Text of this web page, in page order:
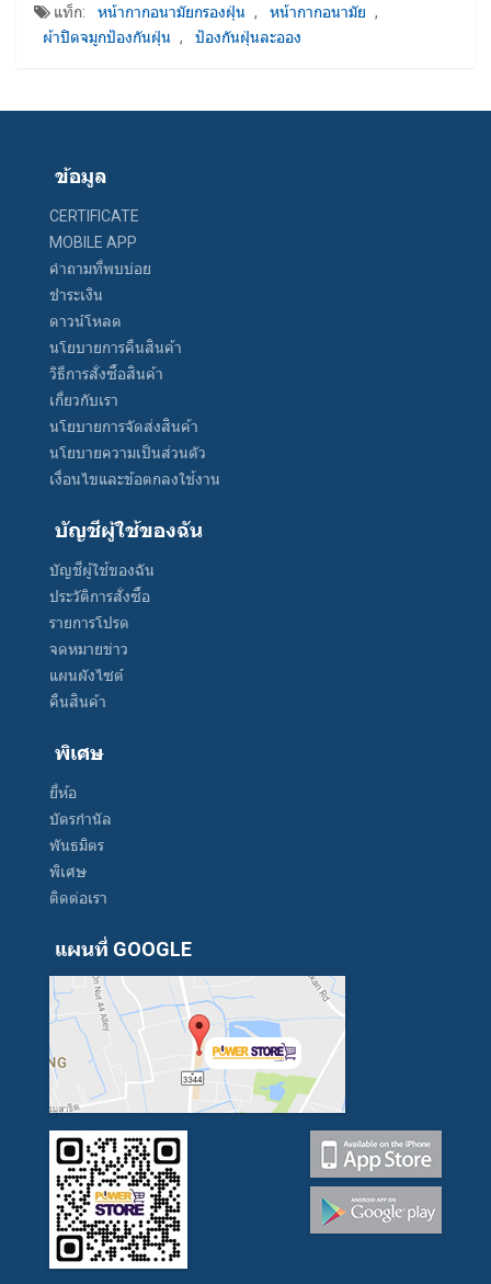
แท็ก: หน้ากากอนามัยกรองฝุ่น , หน้ากากอนามัย ,
ผ้าปิดจมูกป้องกันฝุ่น , ป้องกันฝุ่นละออง
ข้อมูล
CERTIFICATE
MOBILE APP
คำถามที่พบบ่อย
ชำระเงิน
ดาวน์โหลด
นโยบายการคืนสินค้า
วิธีการสั่งซื้อสินค้า
เกี่ยวกับเรา
นโยบายการจัดส่งสินค้า
นโยบายความเป็นส่วนตัว
เงื่อนไขและข้อตกลงใช้งาน
บัญชีผู้ใช้ของฉัน
บัญชีผู้ใช้ของฉัน
ประวัติการสั่งซื้อ
รายการโปรด
จดหมายข่าว
แผนผังไซต์
คืนสินค้า
พิเศษ
ยี่ห้อ
บัตรกำนัล
พันธมิตร
พิเศษ
ติดต่อเรา
แผนที่ GOOGLE